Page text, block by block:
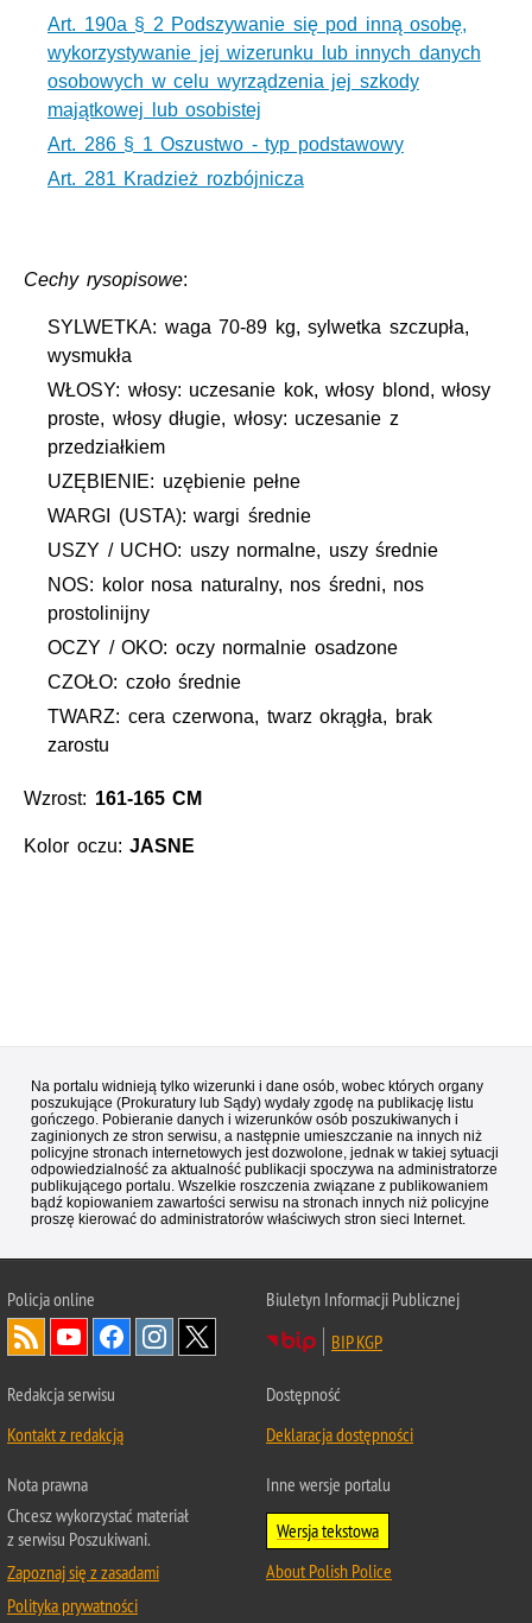
Art. 190a § 2 Podszywanie się pod inną osobę,
wykorzystywanie jej wizerunku lub innych danych
osobowych w celu wyrządzenia jej szkody
majątkowej lub osobistej
Art. 286 § 1 Oszustwo - typ podstawowy
Art. 281 Kradzież rozbójnicza
Cechy rysopisowe:
SYLWETKA: waga 70-89 kg, sylwetka szczupła,
wysmukła
WŁOSY: włosy: uczesanie kok, włosy blond, włosy
proste, włosy długie, włosy: uczesanie z
przedziałkiem
UZĘBIENIE: uzębienie pełne
WARGI (USTA): wargi średnie
USZY / UCHO: uszy normalne, uszy średnie
NOS: kolor nosa naturalny, nos średni, nos
prostolinijny
OCZY / OKO: oczy normalnie osadzone
CZOŁO: czoło średnie
TWARZ: cera czerwona, twarz okrągła, brak
zarostu
Wzrost: 161-165 CM
Kolor oczu:JASNE
Na portalu widnieją tylko wizerunki i dane osób, wobec których organy
poszukujące (Prokuratury lub Sądy) wydały zgodę na publikację listu
gończego. Pobieranie danych i wizerunków osób poszukiwanych i
zaginionych ze stron serwisu, a następnie umieszczanie na innych niż
policyjne stronach internetowych jest dozwolone, jednak w takiej sytuacji
odpowiedzialność za aktualność publikacji spoczywa na administratorze
publikującego portalu. Wszelkie roszczenia związane z publikowaniem
bądź kopiowaniem zawartości serwisu na stronach innych niż policyjne
proszę kierować do administratorów właściwych stron sieci Internet.
Policjaonline
Biuletyn Informacji Publicznej
BIP KGP
Redakcja serwisu
Kontakt z redakcją
Dostępność
Deklaracja dostępności
Nota prawna
Chcesz wykorzystać materiał
z serwisu Poszukiwani.
Zapoznaj się z zasadami
Polityka prywatności
Inne wersje portalu
Wersja tekstowa
About Polish Police